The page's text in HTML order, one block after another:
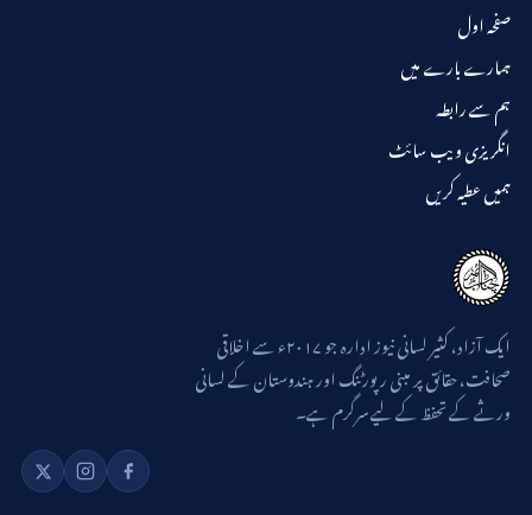
صفحہ اول
ہمارے بارے میں
ہم سے رابطہ
انگریزی ویب سائٹ
ہمیں عطیہ کریں
ایک آزاد، کثیر لسانی نیوز ادارہ جو ۲۰۱۷ء سے اخلاقی
صحافت، حقائق پر مبنی رپورٹنگ اور ہندوستان کے لسانی
ورثے کے تحفظ کے لیے سرگرم ہے۔